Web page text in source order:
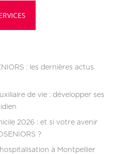
: les dernières actus
de vie : développer ses
2026 : et si votre avenir
?
à Montpellier